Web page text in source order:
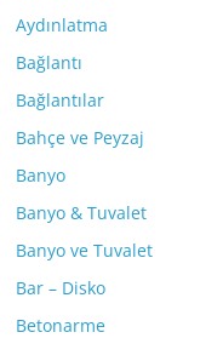
Aydınlatma
Bağlantı
Bağlantılar
Bahçe ve Peyzaj
Banyo
Banyo & Tuvalet
Banyo ve Tuvalet
Bar – Disko
Betonarme